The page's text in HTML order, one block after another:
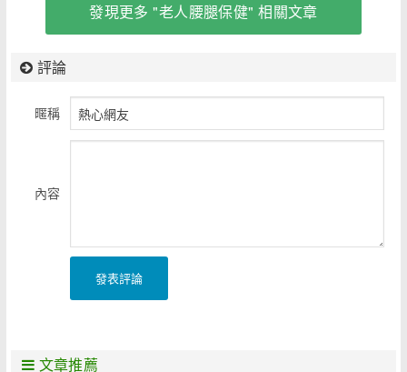
發現更多 "老人腰腿保健" 相關文章
評論
暱稱
內容
發表評論
文章推薦